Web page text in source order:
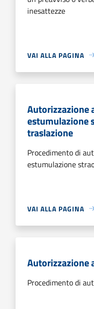
inesattezze
VAI ALLA PAGINA
Autorizzazione
estumulazione
traslazione
Procedimento di
estumulazione
VAI ALLA PAGINA
Autorizzazione
Procedimento di